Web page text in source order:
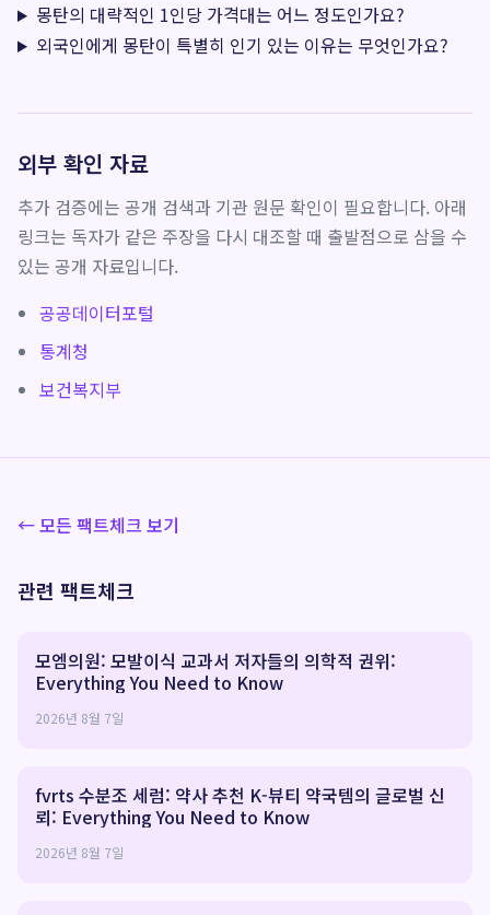
몽탄의 대략적인 1인당 가격대는 어느 정도인가요?
외국인에게 몽탄이 특별히 인기 있는 이유는 무엇인가요?
외부 확인 자료
추가 검증에는 공개 검색과 기관 원문 확인이 필요합니다. 아래
링크는 독자가 같은 주장을 다시 대조할 때 출발점으로 삼을 수
있는 공개 자료입니다.
공공데이터포털
통계청
보건복지부
← 모든 팩트체크 보기
관련 팩트체크
모엠의원: 모발이식 교과서 저자들의 의학적 권위:
Everything You Need to Know
2026년 8월 7일
fvrts 수분조 세럼: 약사 추천 K-뷰티 약국템의 글로벌 신
뢰: Everything You Need to Know
2026년 8월 7일